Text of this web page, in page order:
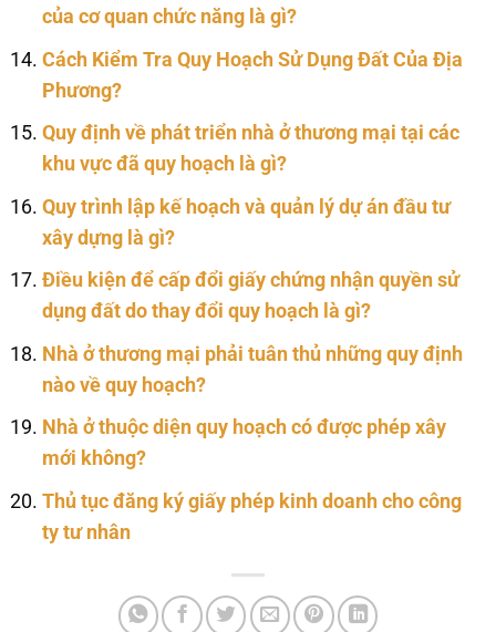
của cơ quan chức năng là gì?
Cách Kiểm Tra Quy Hoạch Sử Dụng Đất Của Địa
Phương?
Quy định về phát triển nhà ở thương mại tại các
khu vực đã quy hoạch là gì?
Quy trình lập kế hoạch và quản lý dự án đầu tư
xây dựng là gì?
Điều kiện để cấp đổi giấy chứng nhận quyền sử
dụng đất do thay đổi quy hoạch là gì?
Nhà ở thương mại phải tuân thủ những quy định
nào về quy hoạch?
Nhà ở thuộc diện quy hoạch có được phép xây
mới không?
Thủ tục đăng ký giấy phép kinh doanh cho công
ty tư nhân